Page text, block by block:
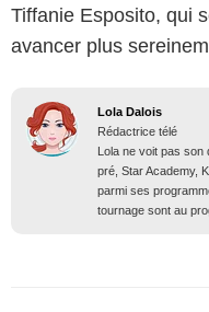
Tiffanie Esposito, qui
avancer plus
Lola Dalois
Rédactrice télé
Lola ne voit pas son
pré, Star Academy,
parmi ses
tournage sont au